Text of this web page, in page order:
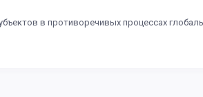
в противоречивых процессах